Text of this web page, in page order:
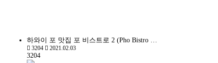
하와이 포 맛집 포 비스트로 2 (Pho Bistro …
3204 2021.02.03
3204